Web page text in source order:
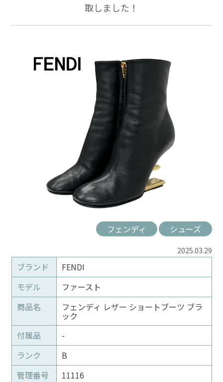
取しました！
フェンディ シューズ
2025.03.29
ブランド
FENDI
モデル
ファースト
商品名
フェンディ レザー ショートブーツ ブラ
ック
付属品
-
ランク
B
管理番号
11116